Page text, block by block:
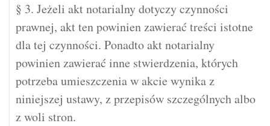
§ 3. Jeżeli akt notarialny dotyczy czynności
prawnej, akt ten powinien zawierać treści istotne
dla tej czynności. Ponadto akt notarialny
powinien zawierać inne stwierdzenia, których
potrzeba umieszczenia w akcie wynika z
niniejszej ustawy, z przepisów szczególnych albo
z woli stron.